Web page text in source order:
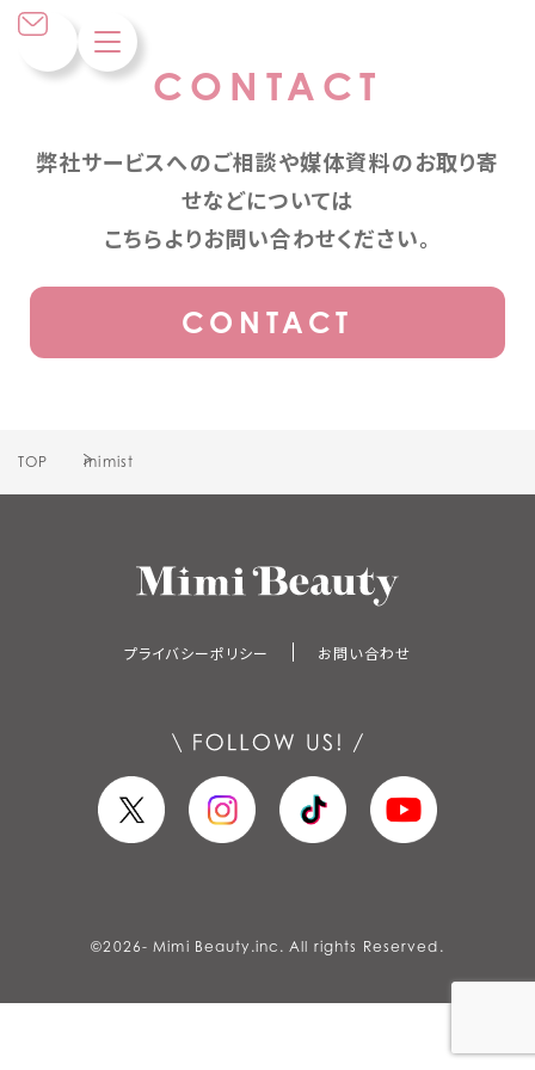
CONTACT
弊社サービスへのご相談や媒体資料のお取り寄
せなどについては
こちらよりお問い合わせください。
CONTACT
TOP mimist
プライバシーポリシー お問い合わせ
©2026- Mimi Beauty.inc. All rights Reserved.